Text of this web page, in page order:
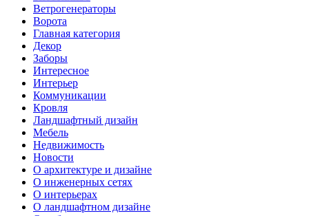
Ветрогенераторы
Ворота
Главная категория
Декор
Заборы
Интересное
Интерьер
Коммуникации
Кровля
Ландшафтный дизайн
Мебель
Недвижимость
Новости
О архитектуре и дизайне
О инженерных сетях
О интерьерах
О ландшафтном дизайне